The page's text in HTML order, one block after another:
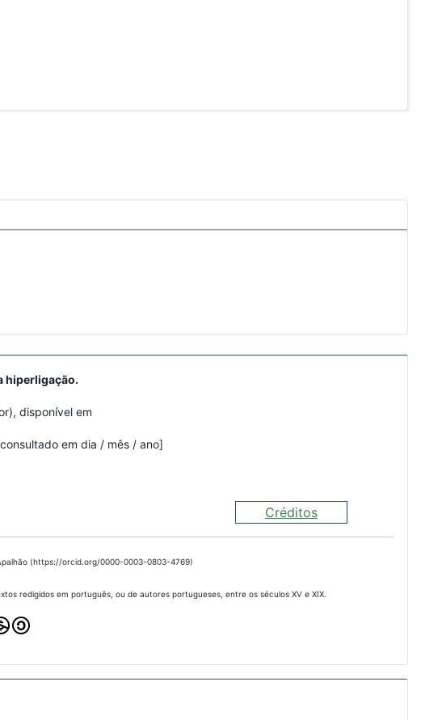
hiperligação.
disponível em
em dia / mês / ano]
Créditos
(https://orcid.org/0000-0003-0803-4769)
redigidos em português, ou de autores portugueses, entre os séculos XV e XIX.